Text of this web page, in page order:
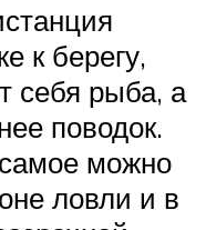
к берегу,
себя рыба, а
поводок.
можно
ловли и в